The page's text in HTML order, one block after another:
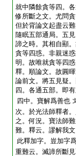
就中隣餘貪等四。
修所斷之文。尤問
但於背論文起盡云
隨眠五部通局。五
諦之時。其相自顯
貪等四惑。非親迷
明。故唯就貪等四
釋。順論文。故圓
論前文。將五見疑
四。各通五部。即
四中。寶解爲善也
次。於光法師釋者
之。何況。寶法師
難。釋云。謬解我
此釋加字。豈加字
重難云。滅諦所斷